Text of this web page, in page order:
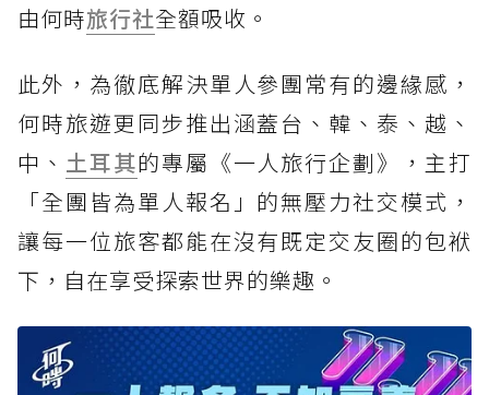
由何時旅行社全額吸收。
此外，為徹底解決單人參團常有的邊緣感，
何時旅遊更同步推出涵蓋台、韓、泰、越、
中、 土耳其的專屬《一人旅行企劃》，主打
「全團皆為單人報名」的無壓力社交模式，
讓每一位旅客都能在沒有既定交友圈的包袱
下，自在享受探索世界的樂趣。